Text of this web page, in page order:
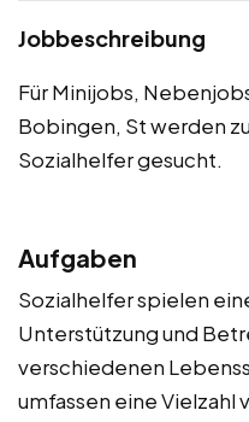
Jobbeschreibung
Für Minijobs,
Bobingen, St werden
Sozialhelfer gesucht.
Aufgaben
Sozialhelfer spielen
Unterstützung und
verschiedenen
umfassen eine Vielzahl